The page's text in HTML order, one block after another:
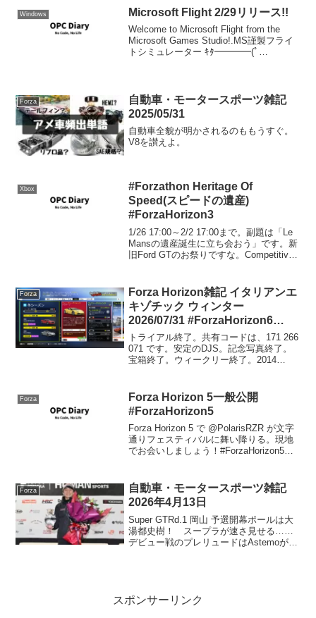
Windows Microsoft Flight 2/29リリース!!
Welcome to Microsoft Flight from the
Microsoft Games Studio!.MS謹製フライ
トシミュレーター ｷﾀ━━━━(ﾟ
Forza
自動車・モータースポーツ雑記
2025/05/31
自動車全貌が明かされるのももうすぐ。
V8を讃えよ。
Xbox
#Forzathon Heritage Of
Speed(スピードの遺産)
#ForzaHorizon3
1/26 17:00～2/2 17:00まで。副題は「Le
Mansの遺産誕生に立ち会おう」です。新
旧Ford GTのお祭りですな。Competitive
Forza
Forza Horizon雑記 イタリアンエ
キゾチック ウィンター
2026/07/31 #ForzaHorizon6
#festivalplaylist
トライアル終了。共有コードは、171 266
071 です。安定のDJS。記念写真終了。
宝箱終了。ウィークリー終了。2014
は、857 ...
Forza
Forza Horizon 5一般公開
#ForzaHorizon5
Forza Horizon 5 で @PolarisRZR が文字
通りフェスティバルに舞い降りる。現地
でお会いしましょう！#ForzaHorizon5
Jap...
Forza
自動車・モータースポーツ雑記
2026年4月13日
Super GTRd.1 岡山 予選開幕ポールは大
湯都史樹！ スープラが速さ見せる……
デビュー戦のプレリュードはAstemoが4
スポンサーリンク